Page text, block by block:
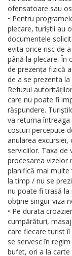
ofensatoare sau
• Pentru
plecare, turiștii au
documentele
evita orice risc de
până la plecare. În
de prezența fizică
de a se prezenta
Refuzul
care nu poate fi
răspundere.
va returna
costuri percepute
anularea excursiei,
serviciilor. Taxa de
procesarea vizelor
planifică mai multe
la timp / nu se
nu poate fi trasă la
obține singur viza
• Pe durata
cumpărături,
care fiecare turist
se servesc în
bufet, ori a la carte